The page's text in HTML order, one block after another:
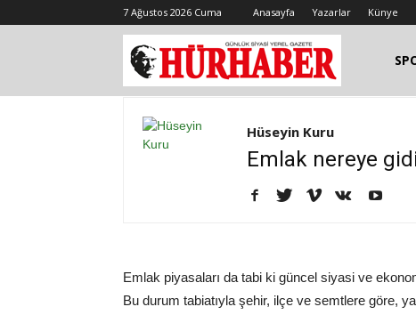
7 Ağustos 2026 Cuma Anasayfa Yazarlar Künye
Hüseyin Kuru
Emlak nereye
Emlak piyasaları da tabi ki güncel siyasi ve
Bu durum tabiatıyla şehir, ilçe ve semtlere göre,